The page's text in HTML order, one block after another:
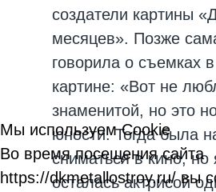
создатели картины
месяцев». Позже
говорила о съемках
картине: «Вот не
знаменитой, но это
юности. Тогда была
сниматься в кино, но
осталась актрисой
Мы используем Cookie
Во время посещения сайта
https://dkmetallostroy.ru/ вы